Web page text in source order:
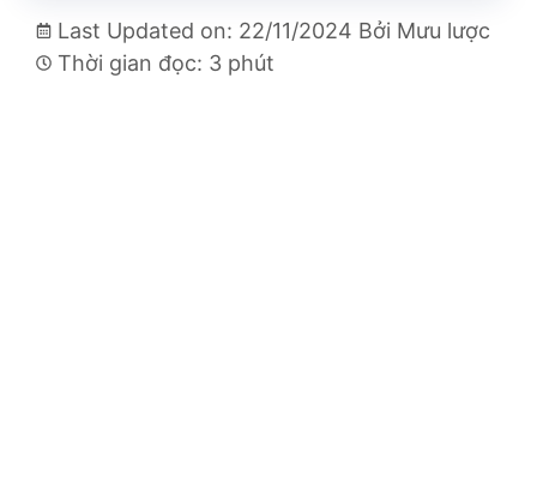
Last Updated on: 22/11/2024 Bởi Mưu lược
Thời gian đọc: 3 phút